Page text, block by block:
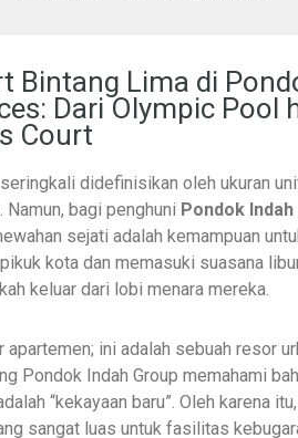
Bintang Lima di
Dari Olympic Pool
Court
didefinisikan oleh ukuran
Namun, bagi penghuni Pondok Indah
sejati adalah kemampuan
kota dan memasuki suasana
keluar dari lobi menara mereka.
apartemen; ini adalah sebuah resor
Pondok Indah Group memahami
“kekayaan baru”. Oleh karena
sangat luas untuk fasilitas